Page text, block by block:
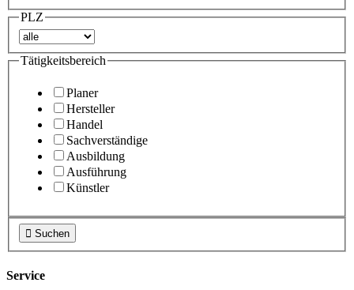
PLZ
Tätigkeitsbereich
Planer
Hersteller
Handel
Sachverständige
Ausbildung
Ausführung
Künstler
 Suchen
Service